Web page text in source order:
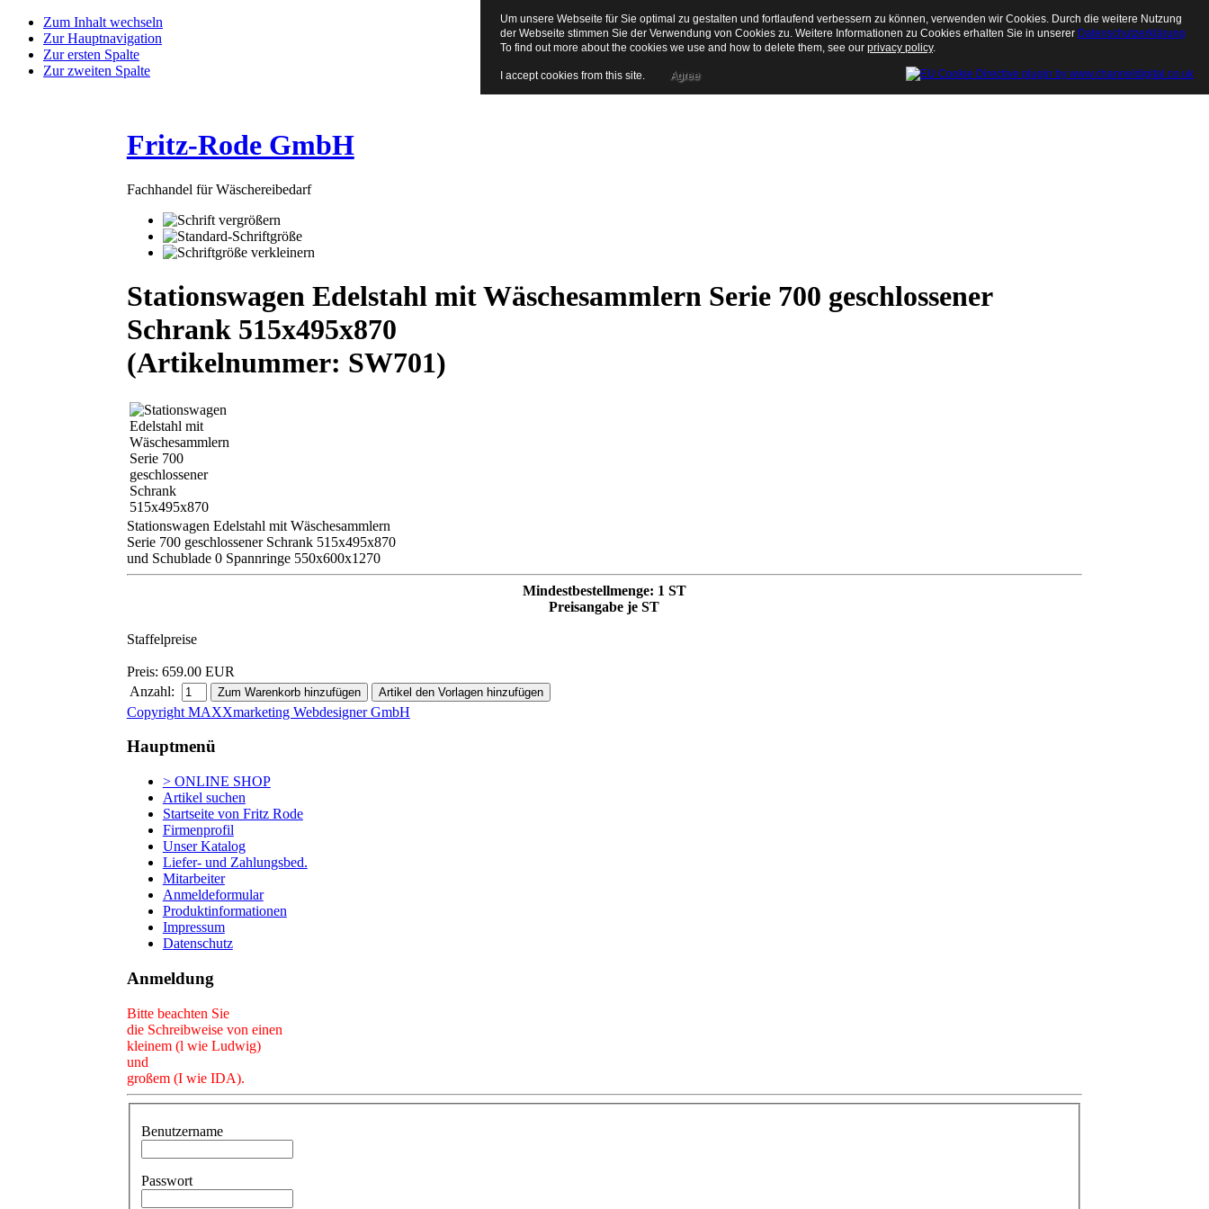
Zum Inhalt wechseln
Zur Hauptnavigation
Zur ersten Spalte
Zur zweiten Spalte
Fritz-Rode GmbH
Fachhandel für Wäschereibedarf
Stationswagen Edelstahl mit Wäschesammlern Serie 700 geschlossener
Schrank 515x495x870
(Artikelnummer: SW701)
Stationswagen Edelstahl mit Wäschesammlern
Serie 700 geschlossener Schrank 515x495x870
und Schublade 0 Spannringe 550x600x1270
Mindestbestellmenge: 1 ST
Preisangabe je ST
Staffelpreise
Preis: 659.00 EUR
Anzahl:
Copyright MAXXmarketing Webdesigner GmbH
Hauptmenü
> ONLINE SHOP
Artikel suchen
Startseite von Fritz Rode
Firmenprofil
Unser Katalog
Liefer- und Zahlungsbed.
Mitarbeiter
Anmeldeformular
Produktinformationen
Impressum
Datenschutz
Anmeldung
Bitte beachten Sie
die Schreibweise von einen
kleinem (l wie Ludwig)
und
großem (I wie IDA).
Benutzername
Passwort
Um unsere Webseite für Sie optimal zu gestalten und fortlaufend verbessern zu können, verwenden wir Cookies. Durch die weitere Nutzung
der Webseite stimmen Sie der Verwendung von Cookies zu. Weitere Informationen zu Cookies erhalten Sie in unserer Datenschutzerklärung
To find out more about the cookies we use and how to delete them, see our privacy policy.
I accept cookies from this site. Agree